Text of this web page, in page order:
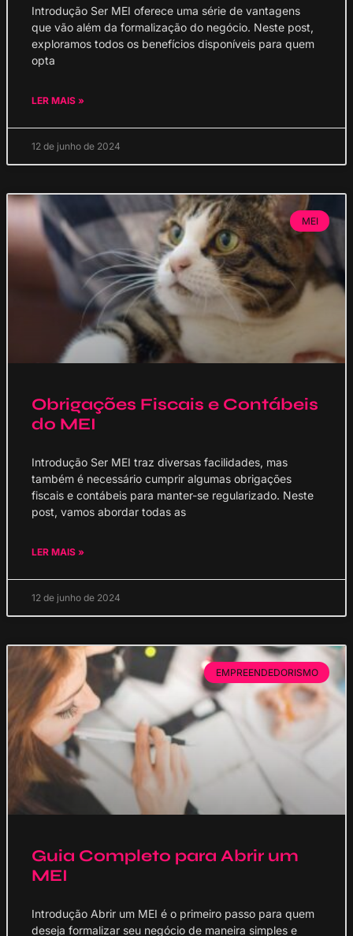
Introdução Ser MEI oferece uma série de vantagens
que vão além da formalização do negócio. Neste post,
exploramos todos os benefícios disponíveis para quem
opta
LER MAIS »
12 de junho de 2024
MEI
Obrigações Fiscais e Contábeis
do MEI
Introdução Ser MEI traz diversas facilidades, mas
também é necessário cumprir algumas obrigações
fiscais e contábeis para manter-se regularizado. Neste
post, vamos abordar todas as
LER MAIS »
12 de junho de 2024
EMPREENDEDORISMO
Guia Completo para Abrir um
MEI
Introdução Abrir um MEI é o primeiro passo para quem
deseja formalizar seu negócio de maneira simples e